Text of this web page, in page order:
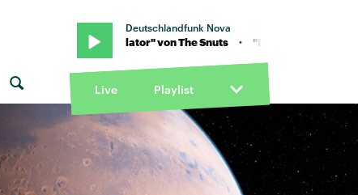
Deutschlandfunk Nova
von The Snuts · "Defibrillator" von The Snuts
Live Playlist